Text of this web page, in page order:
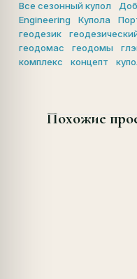
Все сезонный купол
Engineering
Купола
геодезик
геодомас
геодомы
комплекс
концепт
Похожие